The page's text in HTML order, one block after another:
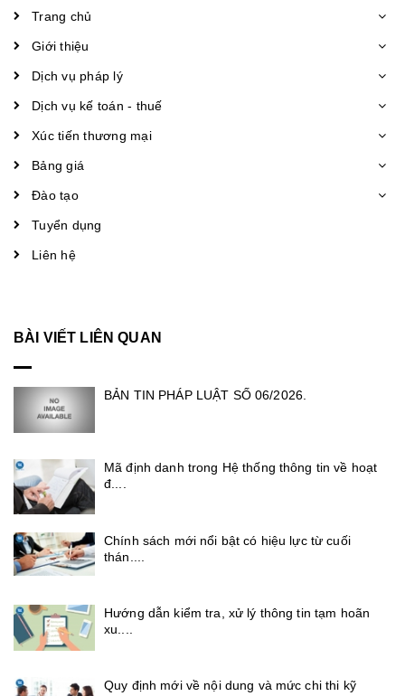
Trang chủ
Giới thiệu
Dịch vụ pháp lý
Dịch vụ kế toán - thuế
Xúc tiến thương mại
Bảng giá
Đào tạo
Tuyển dụng
Liên hệ
BÀI VIẾT LIÊN QUAN
BẢN TIN PHÁP LUẬT SỐ 06/2026.
Mã định danh trong Hệ thống thông tin về hoạt
đ....
Chính sách mới nổi bật có hiệu lực từ cuối
thán....
Hướng dẫn kiểm tra, xử lý thông tin tạm hoãn
xu....
Quy định mới về nội dung và mức chi thi kỹ